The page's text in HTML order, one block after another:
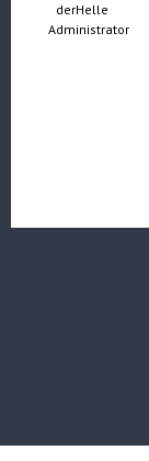
derHelle
Administrator